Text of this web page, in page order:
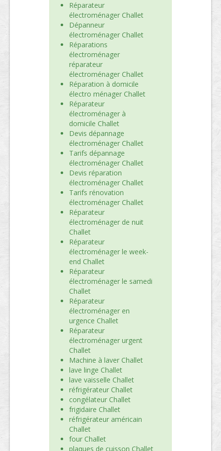
Réparateur
électroménager Challet
Dépanneur
électroménager Challet
Réparations
électroménager
réparateur
électroménager Challet
Réparation à domicile
électro ménager Challet
Réparateur
électroménager à
domicile Challet
Devis dépannage
électroménager Challet
Tarifs dépannage
électroménager Challet
Devis réparation
électroménager Challet
Tarifs rénovation
électroménager Challet
Réparateur
électroménager de nuit
Challet
Réparateur
électroménager le week-
end Challet
Réparateur
électroménager le samedi
Challet
Réparateur
électroménager en
urgence Challet
Réparateur
électroménager urgent
Challet
Machine à laver Challet
lave linge Challet
lave vaisselle Challet
réfrigérateur Challet
congélateur Challet
frigidaire Challet
réfrigérateur américain
Challet
four Challet
plaques de cuisson Challet